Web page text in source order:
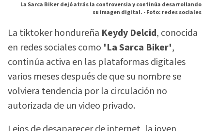
La Sarca Biker dejó atrás la controversia y continúa desarrollando
su imagen digital. -Foto: redes sociales
La tiktoker hondureña Keydy Delcid, conocida
en redes sociales como 'La Sarca Biker',
continúa activa en las plataformas digitales
varios meses después de que su nombre se
volviera tendencia por la circulación no
autorizada de un video privado.